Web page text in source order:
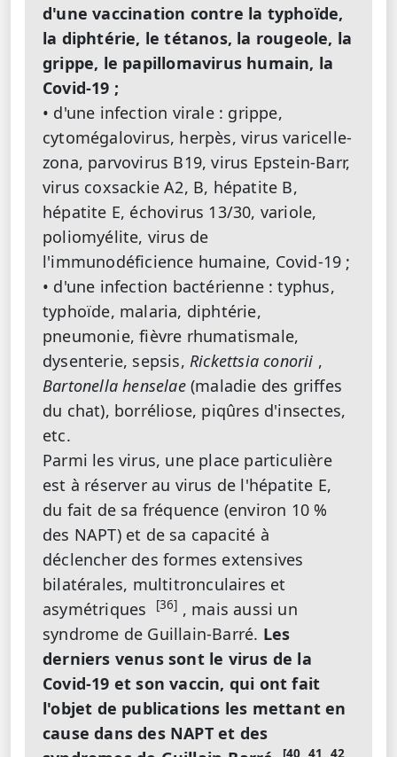
d'une vaccination contre la typhoïde,
la diphtérie, le tétanos, la rougeole, la
grippe, le papillomavirus humain, la
Covid-19 ;
• d'une infection virale : grippe,
cytomégalovirus, herpès, virus varicelle-
zona, parvovirus B19, virus Epstein-Barr,
virus coxsackie A2, B, hépatite B,
hépatite E, échovirus 13/30, variole,
poliomyélite, virus de
l'immunodéficience humaine, Covid-19 ;
• d'une infection bactérienne : typhus,
typhoïde, malaria, diphtérie,
pneumonie, fièvre rhumatismale,
dysenterie, sepsis, Rickettsia conorii ,
Bartonella henselae(maladie des griffes
du chat), borréliose, piqûres d'insectes,
etc.
Parmi les virus, une place particulière
est à réserver au virus de l'hépatite E,
du fait de sa fréquence (environ 10 %
des NAPT) et de sa capacité à
déclencher des formes extensives
bilatérales, multitronculaires et
asymétriques
[36] , mais aussi un
syndrome de Guillain-Barré. Les
derniers venus sont le virus de la
Covid-19 et son vaccin, qui ont fait
l'objet de publications les mettant en
cause dans des NAPT et des
[40, 41, 42,